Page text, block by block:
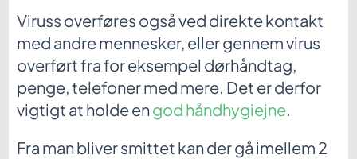
Viruss overføres også ved direkte kontakt
med andre mennesker, eller gennem virus
overført fra for eksempel dørhåndtag,
penge, telefoner med mere. Det er derfor
vigtigt at holde engod håndhygiejne.
Fra man bliver smittet kan der gå imellem 2